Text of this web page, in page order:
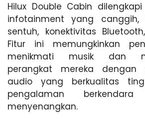
Hilux Double Cabin
infotainment yang canggih,
sentuh, konektivitas
Fitur ini memungkinkan
menikmati musik dan
perangkat mereka dengan
audio yang berkualitas
pengalaman
menyenangkan.